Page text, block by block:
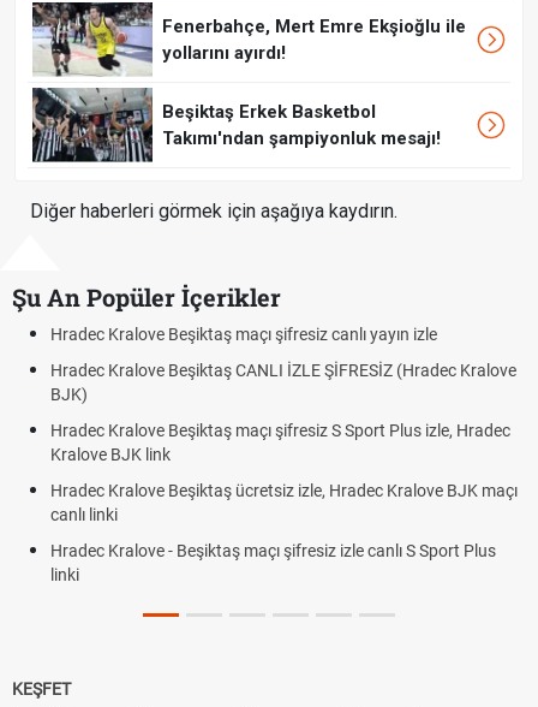
Fenerbahçe, Mert Emre Ekşioğlu ile
yollarını ayırdı!
Beşiktaş Erkek Basketbol
Takımı'ndan şampiyonluk mesajı!
Diğer haberleri görmek için aşağıya kaydırın.
Şu An Popüler İçerikler
yayın izle
(Hradec Kralove
Sport Plus izle, Hradec
Kralove BJK maçı
canlı S Sport Plus
Hradec Kralove - Beşiktaş maçı şifresiz
Hradec Kralove Beşiktaş maçı şifresiz
Trivela Nedir? Trivela Vuruşu Nasıl
Plonjon Nedir? Kalecilikte Plonjon
KEŞFET